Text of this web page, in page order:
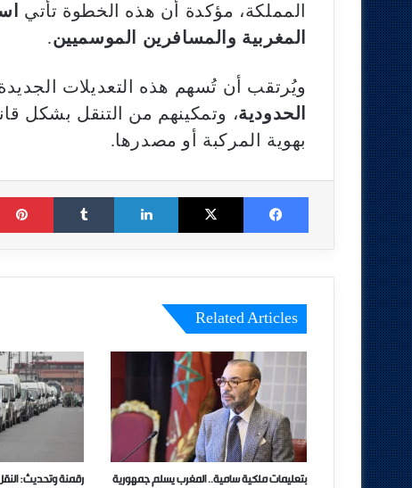
المملكة، مؤكدة أن هذه الخطوة تأتي
المغربية والمسافرين الموسميين.
ويُرتقب أن تُسهم هذه التعديلات
الحدودية، وتمكينهم من التنقل بشكل
بهوية المركبة أو مصدرها.
Facebook
X
LinkedIn
Tumblr
Related Articles
بتعليمات ملكية سامية.. المغرب يسلم جمهورية
رقمنة وتحديث: